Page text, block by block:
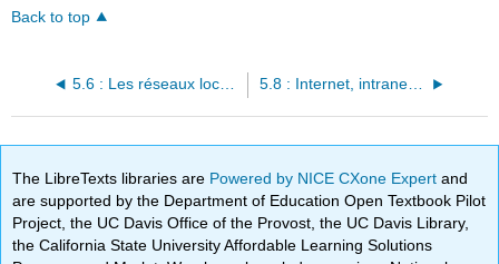
Back to top
5.6 : Les réseaux locaux, les réseaux étendus et Internet 5.8 : Internet, intranets et extranets
The LibreTexts libraries are Powered by NICE CXone Expertand
are supported by the Department of Education Open Textbook Pilot
Project, the UC Davis Office of the Provost, the UC Davis Library,
the California State University Affordable Learning Solutions